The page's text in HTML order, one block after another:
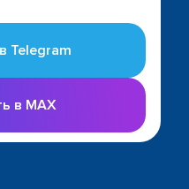
Telegram
в MAX